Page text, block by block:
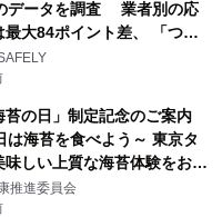
データを調査 業者別の応
最大84ポイント差、 「つな
」も選定基準に
苔の日」制定記念のご案内
は海苔を食べよう～ 東京タ
味しい上質な海苔体験をお届
！
推進委員会